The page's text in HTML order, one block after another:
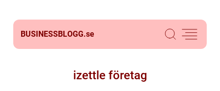
BUSINESSBLOGG.se
izettle företag